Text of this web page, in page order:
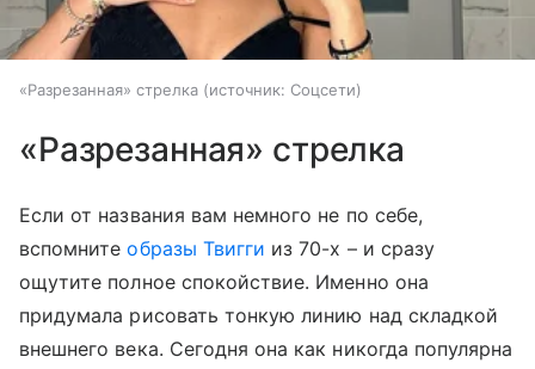
«Разрезанная» стрелка источник: Соцсети
«Разрезанная» стрелка
Если от названия вам немного не по себе,
вспомнитеобразы Твигги из 70-х – и сразу
ощутите полное спокойствие. Именно она
придумала рисовать тонкую линию над складкой
внешнего века. Сегодня она как никогда популярна